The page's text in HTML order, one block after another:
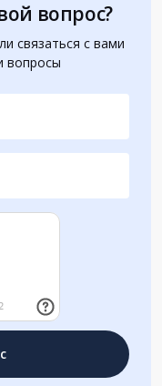
вопрос?
связаться с вами
вопросы